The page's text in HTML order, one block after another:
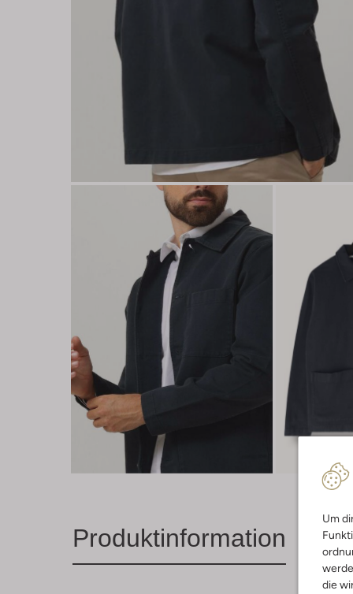
Um
die
Produktinformation